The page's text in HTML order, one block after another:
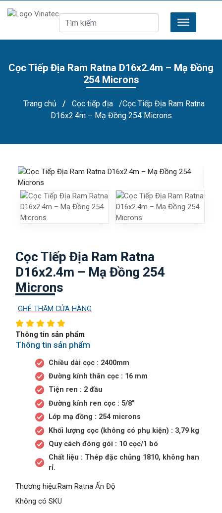
Cọc Tiếp Địa Ram Ratna D16x2.4m – Mạ Đồng
254 Microns
Trang chủ / Cọc tiếp địa
/Cọc Tiếp Địa Ram Ratna
D16x2.4m – Mạ Đồng 254 Microns
Cọc Tiếp Địa Ram Ratna
D16x2.4m – Mạ Đồng 254
Microns
GHÉ THĂM CỬA HÀNG
Thông tin sản phẩm
Thông tin sản phẩm
Chiều dài cọc : 2400mm
Đường kính thân cọc : 16 mm
Tiện ren : 2 đầu
Đường kính ren cọc : 5/8”
Lớp mạ đồng : 254 microns
Khối lượng cọc (không có phụ kiện) : 3,79 kg
Quy cách đóng gói : 10 cọc/1 bó
Chất liệu : Thép đặc chủng 1810, không han
rỉ.
Thương hiệu:Ram Ratna Ấn Độ
Không có SKU